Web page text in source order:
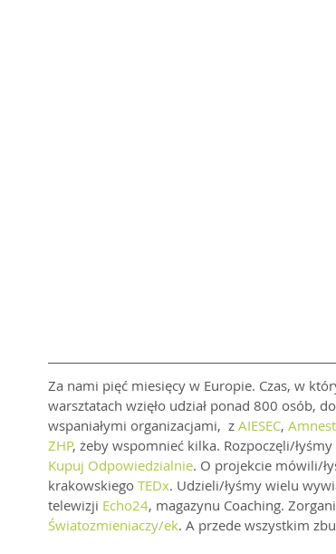
Za nami pięć miesięcy w Europie. Czas, w
warsztatach wzięło udział ponad 800 osób,
wspaniałymi organizacjami,  z AIESEC,
ZHP, żeby wspomnieć kilka. Rozpoczęli/
Kupuj Odpowiedzialnie. O projekcie mówili/
krakowskiego TEDx. Udzieli/łyśmy wielu
telewizji Echo24, magazynu Coaching.
Światozmieniaczy/ek. A przede wszystkim